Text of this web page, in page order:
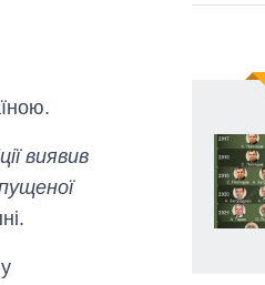
виявив
років: хто і як
довго обіймав
посаду керівника
СЗР